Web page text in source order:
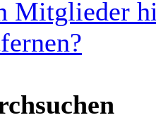
Mitglieder